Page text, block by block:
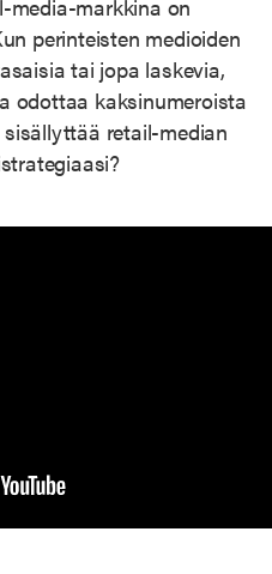
media-markkina on
perinteisten medioiden
tai jopa laskevia,
odottaa kaksinumeroista
retail-median